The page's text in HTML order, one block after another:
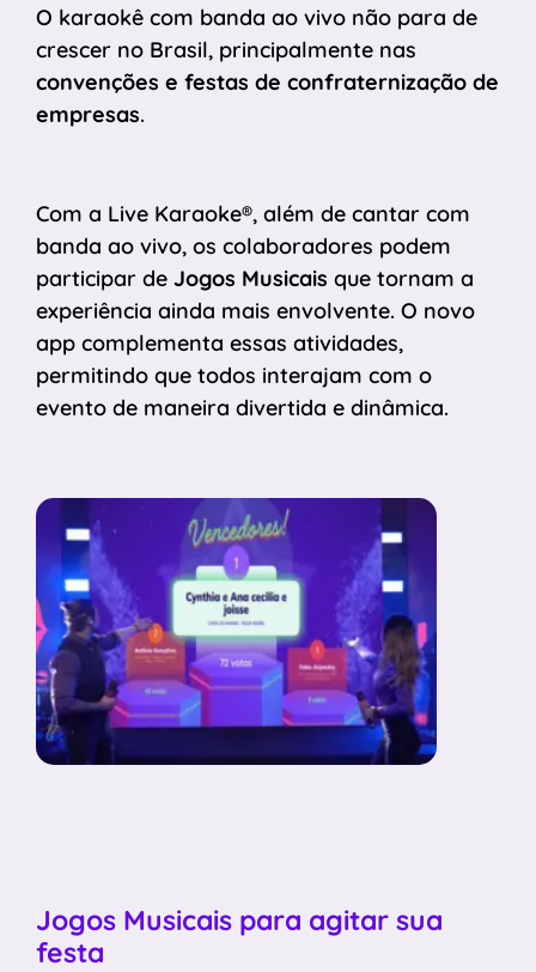
O karaokê com banda ao vivo não para de
crescer no Brasil, principalmente nas
convenções e festas de confraternização de
empresas.
Com a Live Karaoke®, além de cantar com
banda ao vivo, os colaboradores podem
participar de Jogos Musicais que tornam a
experiência ainda mais envolvente. O novo
app complementa essas atividades,
permitindo que todos interajam com o
evento de maneira divertida e dinâmica.
Jogos Musicais para agitar sua
festa